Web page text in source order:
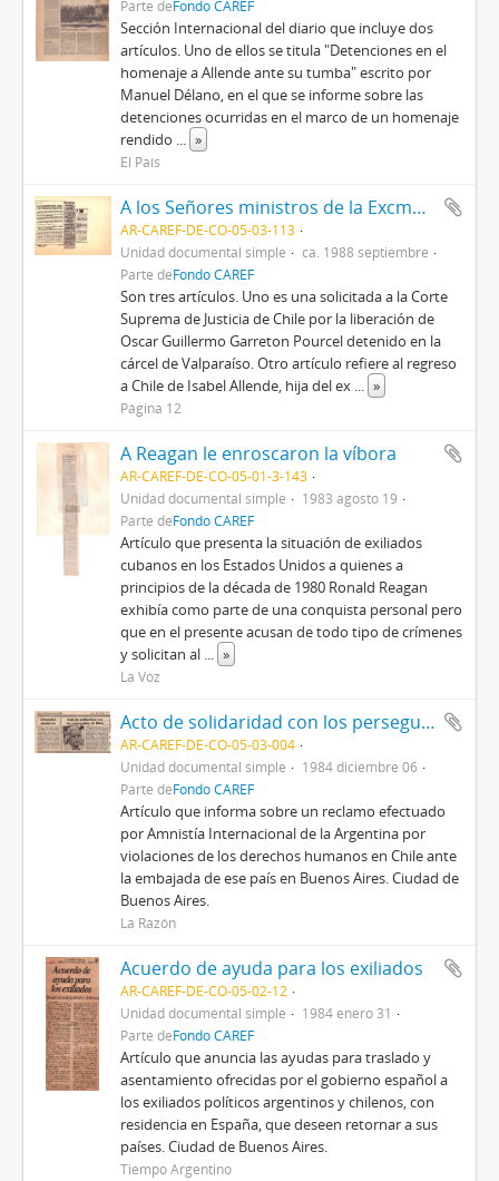
Parte deFondo CAREF
Sección Internacional del diario que incluye dos
artículos. Uno de ellos se titula "Detenciones en el
homenaje a Allende ante su tumba" escrito por
Manuel Délano, en el que se informe sobre las
detenciones ocurridas en el marco de un homenaje
rendido ... »
El País
A los Señores ministros de la Excma. Corte Suprema de Justicia de Chile / El regreso de Isabel Allende / Chile
AR-CAREF-DE-CO-05-03-113
Unidad documental simple
ca. 1988 septiembre
Parte deFondo CAREF
Son tres artículos. Uno es una solicitada a la Corte
Suprema de Justicia de Chile por la liberación de
Oscar Guillermo Garreton Pourcel detenido en la
cárcel de Valparaíso. Otro artículo refiere al regreso
a Chile de Isabel Allende, hija del ex ... »
Página 12
A Reagan le enroscaron la víbora
AR-CAREF-DE-CO-05-01-3-143
Unidad documental simple
1983 agosto 19
Parte deFondo CAREF
Artículo que presenta la situación de exiliados
cubanos en los Estados Unidos a quienes a
principios de la década de 1980 Ronald Reagan
exhibía como parte de una conquista personal pero
que en el presente acusan de todo tipo de crímenes
y solicitan al ... »
La Voz
Acto de solidaridad con los perseguidos de Chile
AR-CAREF-DE-CO-05-03-004
Unidad documental simple
1984 diciembre 06
Parte deFondo CAREF
Artículo que informa sobre un reclamo efectuado
por Amnistía Internacional de la Argentina por
violaciones de los derechos humanos en Chile ante
la embajada de ese país en Buenos Aires. Ciudad de
Buenos Aires.
La Razón
Acuerdo de ayuda para los exiliados
AR-CAREF-DE-CO-05-02-12
Unidad documental simple
1984 enero 31
Parte deFondo CAREF
Artículo que anuncia las ayudas para traslado y
asentamiento ofrecidas por el gobierno español a
los exiliados políticos argentinos y chilenos, con
residencia en España, que deseen retornar a sus
países. Ciudad de Buenos Aires.
Tiempo Argentino